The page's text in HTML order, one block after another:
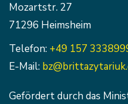
Mozartstr. 27
71296 Heimsheim
Telefon: +49 157
E-Mail:
Gefördert durch das